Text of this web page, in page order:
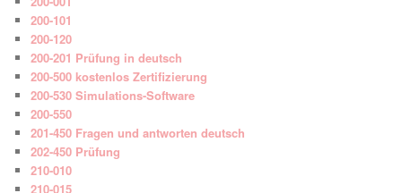
200-101
200-120
200-201 Prüfung in deutsch
200-500 kostenlos Zertifizierung
200-530 Simulations-Software
200-550
201-450 Fragen und antworten deutsch
202-450 Prüfung
210-010
210-015